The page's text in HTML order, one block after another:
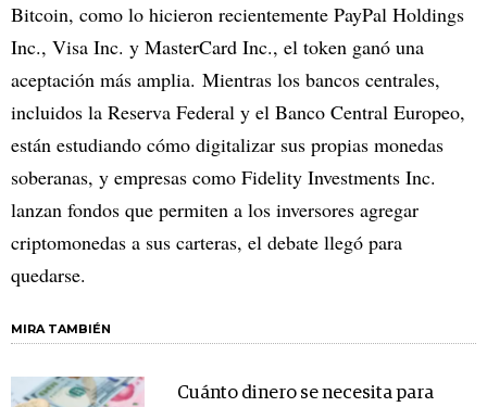
Bitcoin, como lo hicieron recientemente PayPal Holdings
Inc., Visa Inc. y MasterCard Inc., el token ganó una
aceptación más amplia. Mientras los bancos centrales,
incluidos la Reserva Federal y el Banco Central Europeo,
están estudiando cómo digitalizar sus propias monedas
soberanas, y empresas como Fidelity Investments Inc.
lanzan fondos que permiten a los inversores agregar
criptomonedas a sus carteras, el debate llegó para
quedarse.
MIRA TAMBIÉN
Cuánto dinero se necesita para